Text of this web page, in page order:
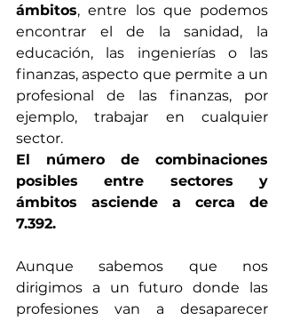
ámbitos, entre los que podemos
encontrar el de la sanidad, la
educación, las ingenierías o las
finanzas, aspecto que permite a un
profesional de las finanzas, por
ejemplo, trabajar en cualquier
sector.
El número de combinaciones
posibles entre sectores y
ámbitos asciende a cerca de
7.392.
Aunque sabemos que nos
dirigimos a un futuro donde las
profesiones van a desaparecer